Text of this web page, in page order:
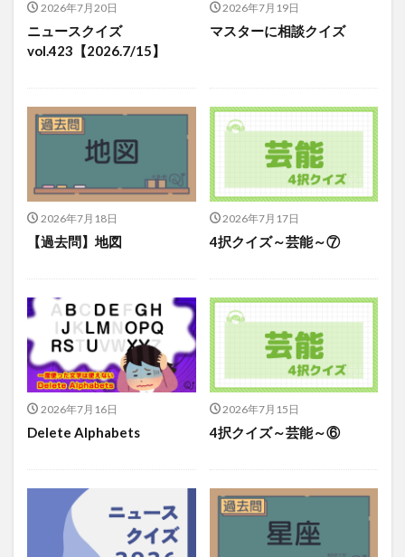
2026年7月20日
ニュースクイズ
vol.423【2026.7/15】
2026年7月19日
マスターに相談クイズ
2026年7月18日
【過去問】地図
2026年7月17日
4択クイズ～芸能～⑦
2026年7月16日
Delete Alphabets
2026年7月15日
4択クイズ～芸能～⑥